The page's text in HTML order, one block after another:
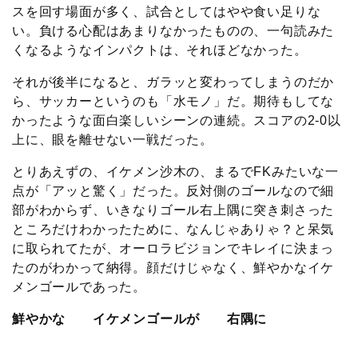
スを回す場面が多く、試合としてはやや食い足りな
い。負ける心配はあまりなかったものの、一句読みた
くなるようなインパクトは、それほどなかった。
それが後半になると、ガラッと変わってしまうのだか
ら、サッカーというのも「水モノ」だ。期待もしてな
かったような面白楽しいシーンの連続。スコアの2-0以
上に、眼を離せない一戦だった。
とりあえずの、イケメン沙木の、まるでFKみたいな一
点が「アッと驚く」だった。反対側のゴールなので細
部がわからず、いきなりゴール右上隅に突き刺さった
ところだけわかったために、なんじゃありゃ？と呆気
に取られてたが、オーロラビジョンでキレイに決まっ
たのがわかって納得。顔だけじゃなく、鮮やかなイケ
メンゴールであった。
鮮やかな イケメンゴールが 右隅に